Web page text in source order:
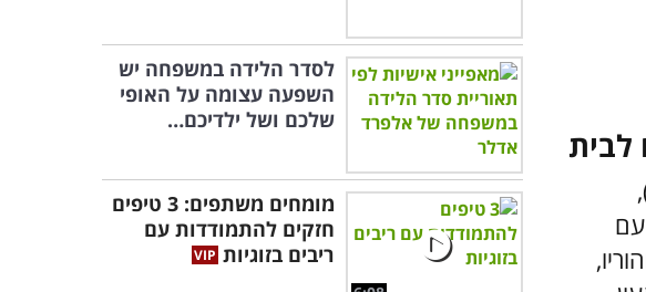
לבית
לסדר הלידה במשפחה יש
השפעה עצומה על האופי
שלכם ושל ילדיכם…
מומחים משתפים: 3 טיפים
חזקים להתמודדות עם
ריבים בזוגיות